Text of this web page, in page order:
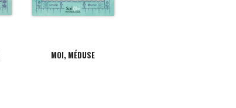
MOI, MÉDUSE